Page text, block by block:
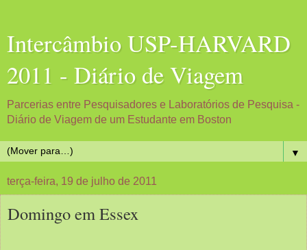
Intercâmbio USP-HARVARD
2011 - Diário de Viagem
Parcerias entre Pesquisadores e Laboratórios de Pesquisa -
Diário de Viagem de um Estudante em Boston
▼
terça-feira, 19 de julho de 2011
Domingo em Essex